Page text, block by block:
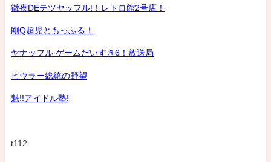
徹夜DEテツヤッフル!！レトロ館2号店！
剛Q超児ともっふる！
ヤナッフル ゲームだいすき6！放送局
ヒウラー総統の野望
魁!!アイドル塾!
t112